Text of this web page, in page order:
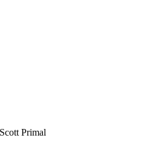
Primal